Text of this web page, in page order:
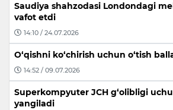
Saudiya shahzodasi Londondagi
vafot etdi
14:10 / 24.07.2026
O‘qishni ko‘chirish uchun o‘tish
14:52 / 09.07.2026
Superkompyuter JCH g‘olibligi
yangiladi